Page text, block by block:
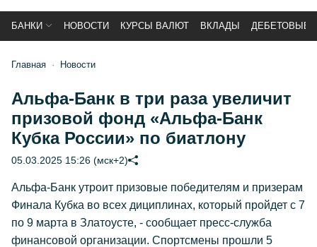
БАНКИ НОВОСТИ КУРСЫ ВАЛЮТ ВКЛАДЫ ДЕБЕТОВЫЕ
Главная Новости
Альфа-Банк в три раза увеличит
призовой фонд «Альфа-Банк
Кубка России» по биатлону
05.03.2025 15:26 (мск+2)
Альфа-Банк утроит призовые победителям и призерам
Финала Кубка во всех дициплинах, который пройдет с 7
по 9 марта в Златоусте, - сообщает пресс-служба
финансовой организации. Спортсмены прошли 5